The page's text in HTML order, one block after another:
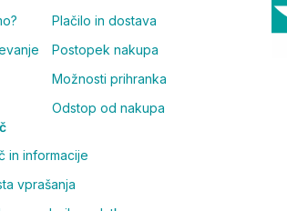
Plačilo in dostava
Postopek nakupa
Možnosti prihranka
Odstop od nakupa
in informacije
vprašanja